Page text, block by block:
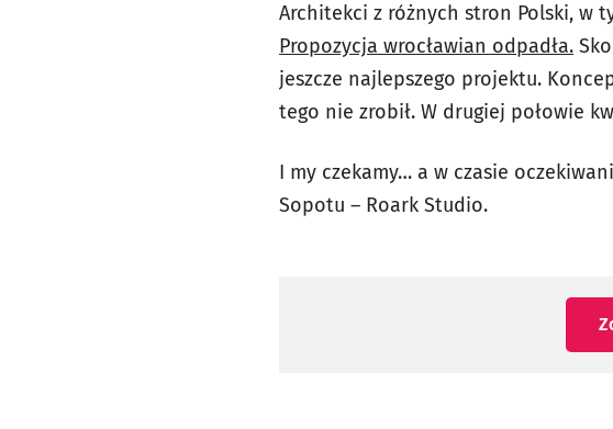
Architekci z różnych stron Polski, w
Propozycja wrocławian odpadła.
jeszcze najlepszego projektu.
tego nie zrobił. W drugiej połowie
I my czekamy… a w czasie
Sopotu – Roark Studio.